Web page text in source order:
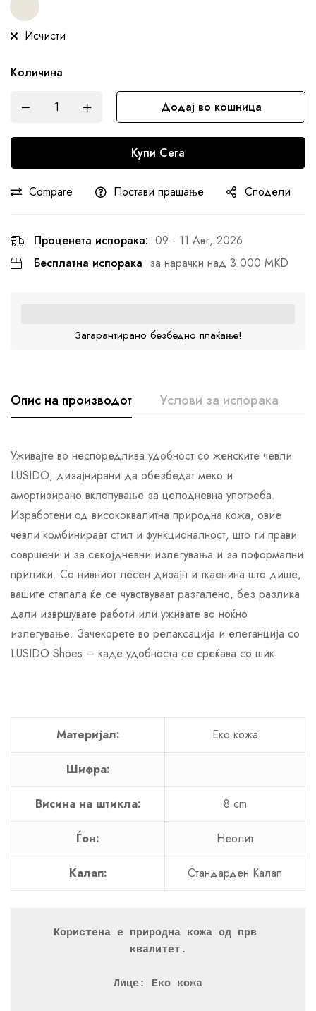
Исчисти
Количина
Додај во кошница
Купи Сега
Compare Постави прашање Сподели
Проценета испорака: 09 - 11 Авг, 2026
Бесплатна испорака за нарачки над 3.000 MKD
Загарантирано безбедно плаќање!
Опис на производот Услови за испорака
Уживајте во неспоредлива удобност со женските чевли
LUSIDO, дизајнирани да обезбедат меко и
амортизирано вклопување за целодневна употреба.
Изработени од висококвалитна природна кожа, овие
чевли комбинираат стил и функционалност, што ги прави
совршени и за секојдневни излегувања и за поформални
прилики. Со нивниот лесен дизајн и ткаенина што дише,
вашите стапала ќе се чувствуваат разгалено, без разлика
дали извршувате работи или уживате во ноќно
излегување. Зачекорете во релаксација и елеганција со
LUSIDO Shoes – каде удобноста се среќава со шик.
Материјал: Еко кожа
Шифра:
Висина на штикла: 8 cm
Ѓон: Неолит
Калап: Стандарден Калап
Користена е природна кожа од прв
квалитет.
Лице: Еко кожа